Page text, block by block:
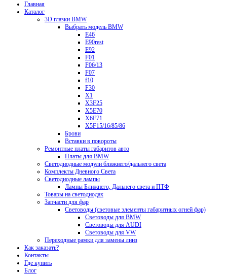
Главная
Каталог
3D глазки BMW
Выбрать модель BMW
E46
E90rest
E92
F01
F06/13
F07
f10
F30
X1
X3F25
X5E70
X6E71
X5F15/16/85/86
Брови
Вставки в повороты
Ремонтные платы габаритов авто
Платы для BMW
Светодиодные модули ближнего/дальнего света
Комплекты Дневного Света
Светодиодные лампы
Лампы Ближнего, Дальнего света и ПТФ
Товары на светодиодах
Запчасти для фар
Световоды (световые элементы габаритных огней фар)
Световоды для BMW
Световоды для AUDI
Световоды для VW
Переходные рамки для замены линз
Как заказать?
Контакты
Где купить
Блог